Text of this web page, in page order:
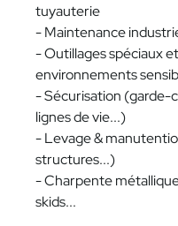
tuyauterie
- Maintenance
- Outillages spéciaux
environnements
- Sécurisation (garde-
lignes de vie...)
- Levage &
structures...)
- Charpente
skids...